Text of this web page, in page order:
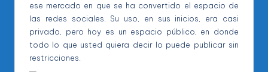
ese mercado en que se ha convertido el espacio de
las redes sociales. Su uso, en sus inicios, era casi
privado, pero hoy es un espacio público, en donde
todo lo que usted quiera decir lo puede publicar sin
restricciones.